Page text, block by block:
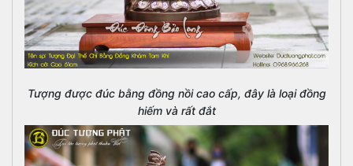
Tượng được đúc bằng đồng nồi cao cấp, đây là loại đồng
hiếm và rất đắt